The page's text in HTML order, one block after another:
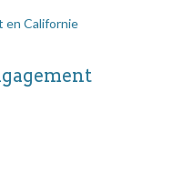
en Californie